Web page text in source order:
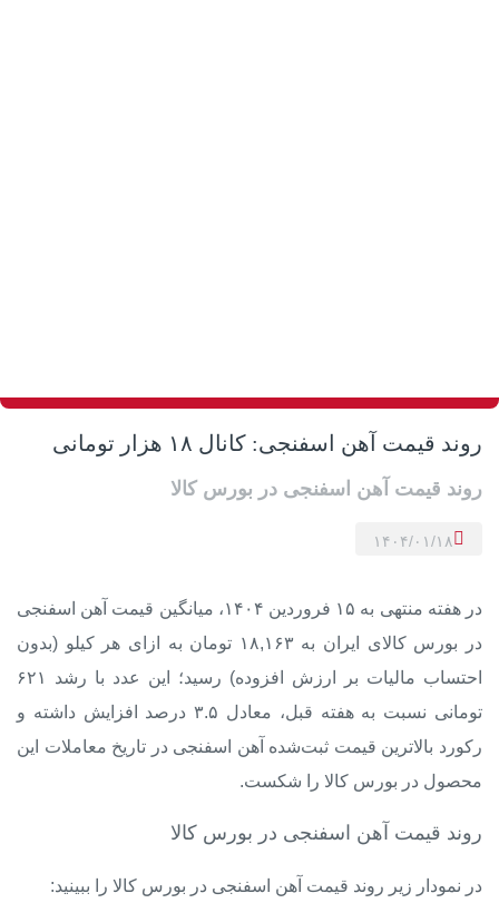
روند قیمت آهن اسفنجی: کانال ۱۸ هزار تومانی
روند قیمت آهن اسفنجی در بورس کالا
۱۴۰۴/۰۱/۱۸
در هفته منتهی به ۱۵ فروردین ۱۴۰۴، میانگین قیمت آهن اسفنجی
در بورس کالای ایران به ۱۸,۱۶۳ تومان به ازای هر کیلو (بدون
احتساب مالیات بر ارزش افزوده) رسید؛ این عدد با رشد ۶۲۱
تومانی نسبت به هفته قبل، معادل ۳.۵ درصد افزایش داشته و
رکورد بالاترین قیمت ثبت‌شده آهن اسفنجی در تاریخ معاملات این
محصول در بورس کالا را شکست.
روند قیمت آهن اسفنجی در بورس کالا
در نمودار زیر روند قیمت آهن اسفنجی در بورس کالا را ببینید: